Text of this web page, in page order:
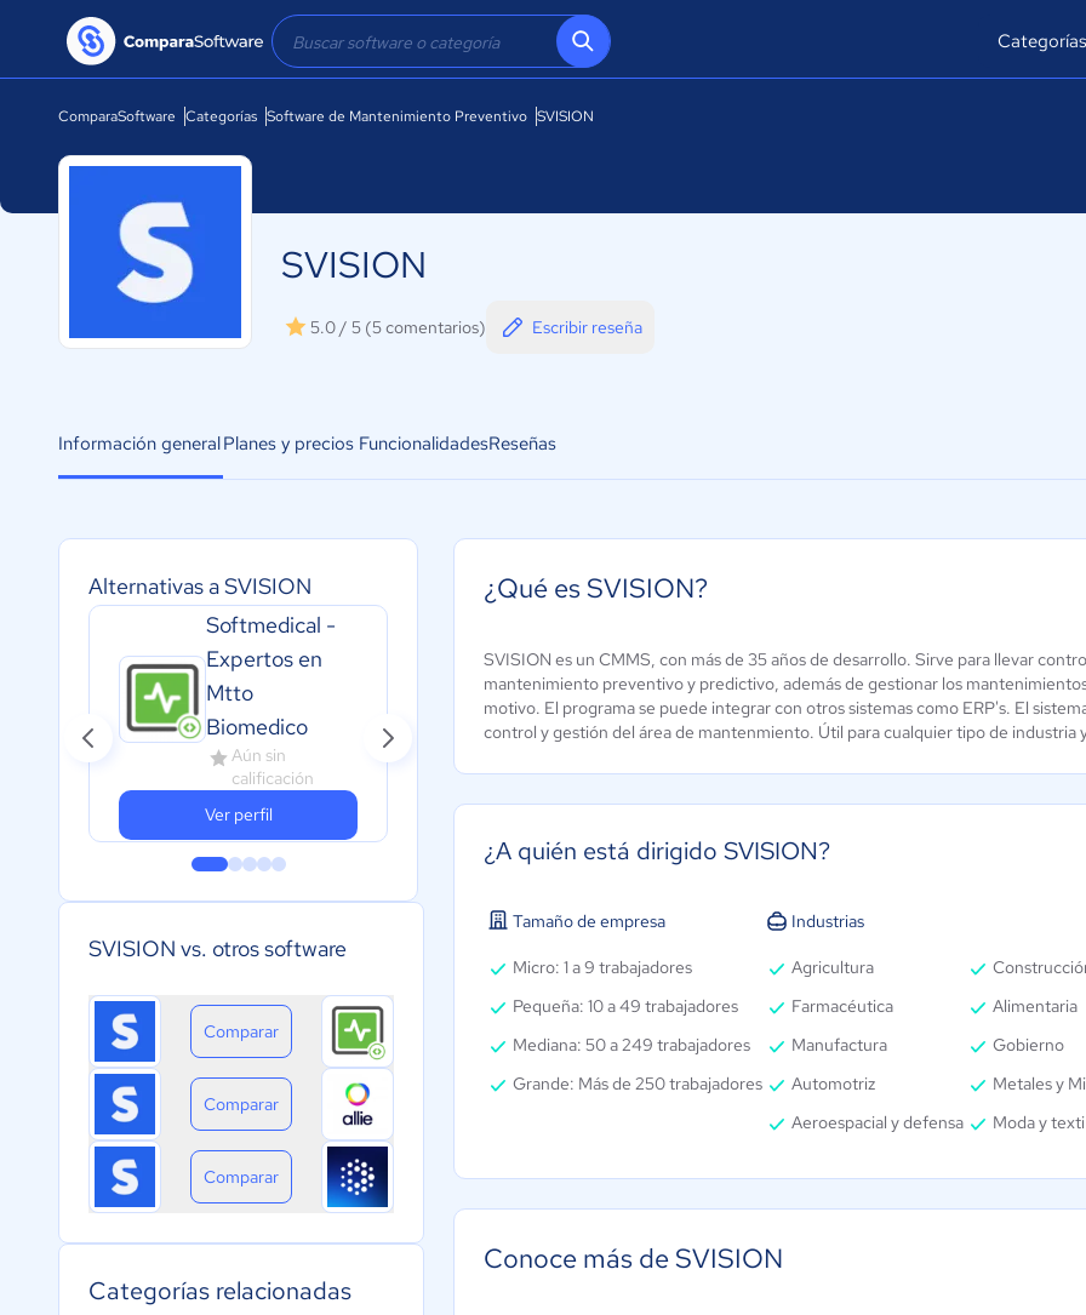
Categorías
ComparaSoftware Categorías Software de Mantenimiento Preventivo SVISION
SVISION
5.0 / 5 (5 comentarios) Escribir reseña
Información generalPlanes y precios FuncionalidadesReseñas
Alternativas a SVISION
Softmedical -
Expertos en
Mtto
Biomedico
Aún sin
calificación
Ver perfil
Allie Systems
Aún sin
calificación
Fracttal One
4.3 / 5
SVISION vs. otros software
Comparar
Comparar
Comparar
Categorías relacionadas
¿Qué es SVISION?
SVISION es un CMMS, con más de 35 años de desarrollo. Sirve para llevar
mantenimiento preventivo y predictivo, además de gestionar los
motivo. El programa se puede integrar con otros sistemas como ERP's. El
control y gestión del área de mantenmiento. Útil para cualquier tipo de industria
¿A quién está dirigido SVISION?
Tamaño de empresa
Micro: 1 a 9 trabajadores
Pequeña: 10 a 49 trabajadores
Mediana: 50 a 249 trabajadores
Grande: Más de 250 trabajadores
Industrias
Agricultura
Farmacéutica
Alimentaria
Manufactura
Gobierno
Automotriz
Metales y
Aeroespacial y defensa
Moda y
Conoce más de SVISION